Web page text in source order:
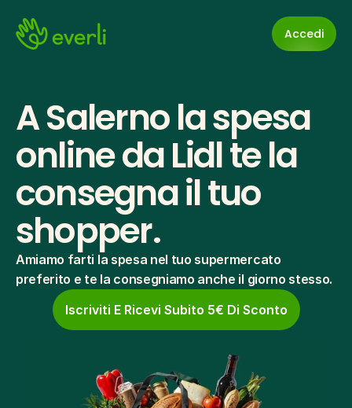
Accedi
A Salerno la spesa
online da Lidl te la
consegna il tuo
shopper.
Amiamo farti la spesa nel tuo supermercato
preferito e te la consegniamo anche il giorno stesso.
Iscriviti E Ricevi Subito 5€ Di Sconto